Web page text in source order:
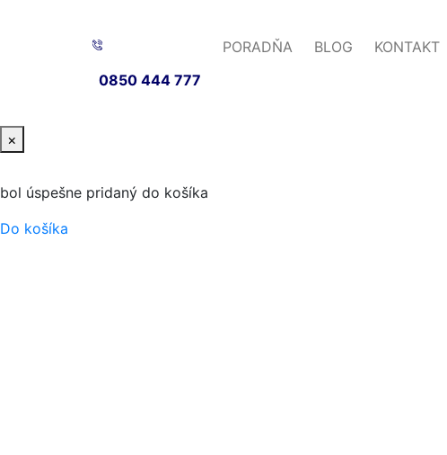
0850 444 777
PORADŇA BLOG KONTAKT
×
bol úspešne pridaný do košíka
Do košíka